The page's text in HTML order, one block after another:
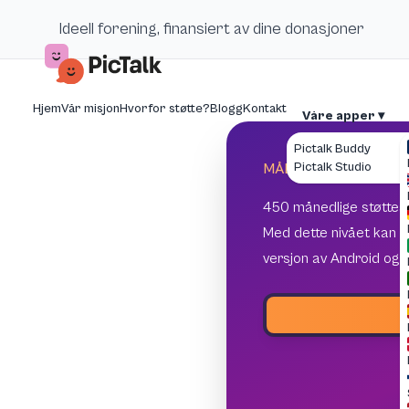
Ideell forening, finansiert av dine donasjoner
HjemVår misjonHvorfor støtte?BloggKontakt Våre apper ▾
Pictalk Buddy
Pictalk Studio
MÅL 450
450 månedlige
Med dette nivået kan
versjon av Android og